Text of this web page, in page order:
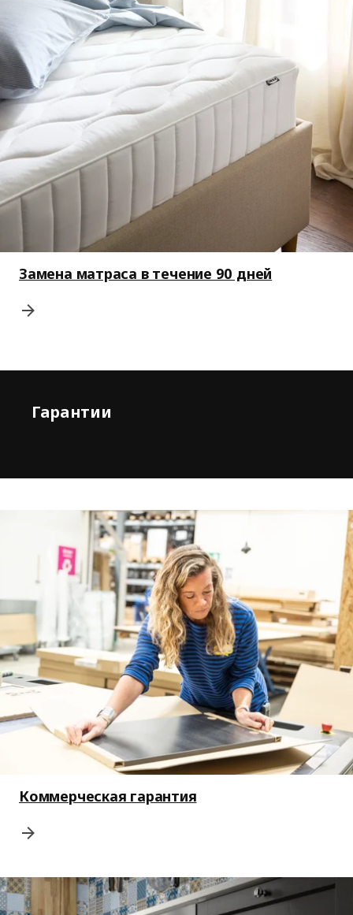
Замена матраса в течение 90 дней
Гарантии
Коммерческая гарантия